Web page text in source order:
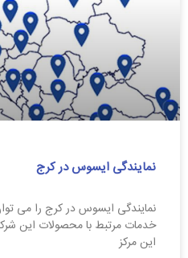
نمایندگی ایسوس در کرج
نمایندگی ایسوس در کرج را می
خدمات مرتبط با محصولات این
این مرکز